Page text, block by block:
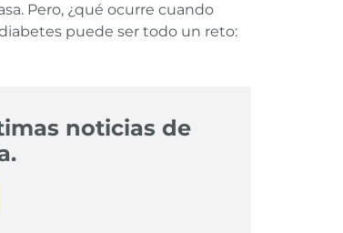
Pero, ¿qué ocurre cuando
puede ser todo un reto:
noticias de